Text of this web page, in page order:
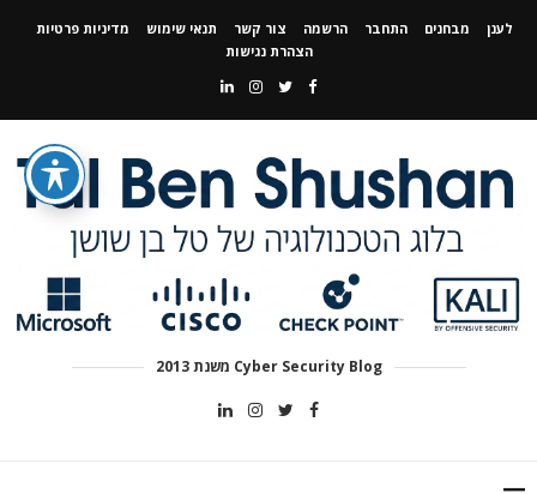
לענן מבחנים התחבר הרשמה צור קשר תנאי שימוש
מדיניות פרטיות
הצהרת נגישות
Cyber Security Blog משנת 2013